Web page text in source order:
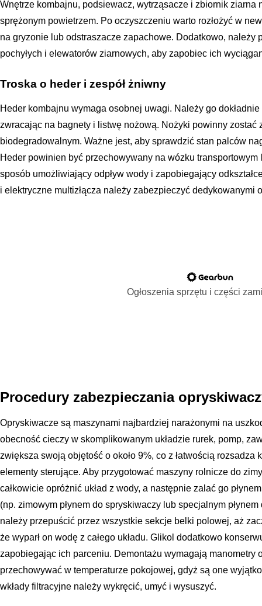
Wnętrze kombajnu, podsiewacz, wytrząsacze i zbiornik ziarna
sprężonym powietrzem. Po oczyszczeniu warto rozłożyć w
na gryzonie lub odstraszacze zapachowe. Dodatkowo, należy
pochyłych i elewatorów ziarnowych, aby zapobiec ich
Troska o heder i zespół żniwny
Heder kombajnu wymaga osobnej uwagi. Należy go
zwracając na bagnety i listwę nożową. Nożyki powinny zostać
biodegradowalnym. Ważne jest, aby sprawdzić stan palców
Heder powinien być przechowywany na wózku
sposób umożliwiający odpływ wody i zapobiegający
i elektryczne multizłącza należy zabezpieczyć dedykowanymi
Ogłoszenia sprzętu i części
Procedury zabezpieczania
Opryskiwacze są maszynami najbardziej narażonymi na
obecność cieczy w skomplikowanym układzie rurek, pomp,
zwiększa swoją objętość o około 9%, co z łatwością rozsadza
elementy sterujące. Aby przygotować maszyny rolnicze do
całkowicie opróżnić układ z wody, a następnie zalać go
(np. zimowym płynem do spryskiwaczy lub specjalnym
należy przepuścić przez wszystkie sekcje belki polowej, aż
że wyparł on wodę z całego układu. Glikol dodatkowo
zapobiegając ich parceniu. Demontażu wymagają manometry
przechowywać w temperaturze pokojowej, gdyż są one
wkłady filtracyjne należy wykręcić, umyć i wysuszyć.